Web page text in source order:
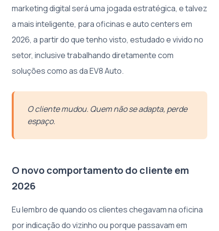
marketing digital será uma jogada estratégica, e talvez
a mais inteligente, para oficinas e auto centers em
2026, a partir do que tenho visto, estudado e vivido no
setor, inclusive trabalhando diretamente com
soluções como as da EV8 Auto.
O cliente mudou. Quem não se adapta, perde
espaço.
O novo comportamento do cliente em
2026
Eu lembro de quando os clientes chegavam na oficina
por indicação do vizinho ou porque passavam em